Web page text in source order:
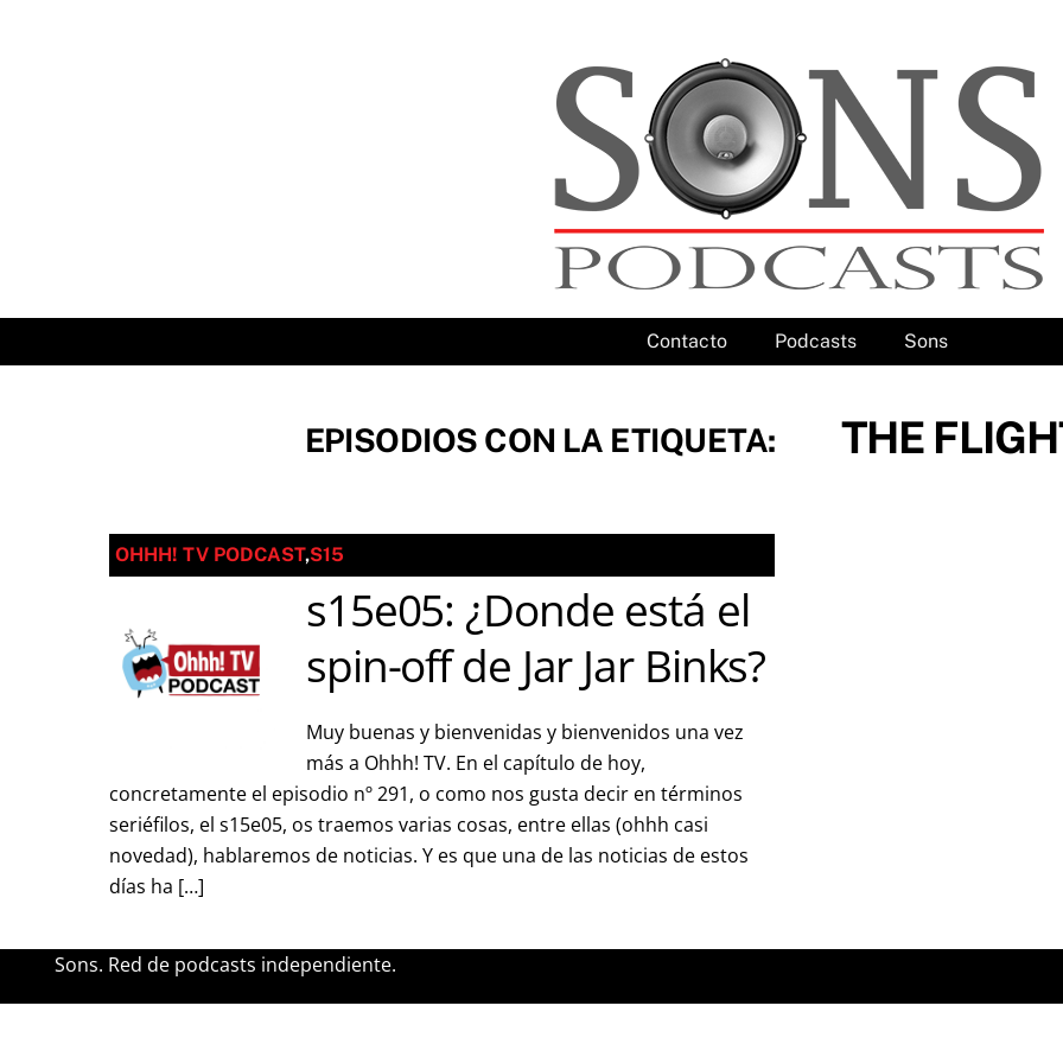
Contacto Podcasts Sons
EPISODIOS CON LA ETIQUETA: THE
OHHH! TV PODCAST,S15
s15e05: ¿Donde está el
spin-off de Jar Jar Binks?
Muy buenas y bienvenidas y bienvenidos una vez
más a Ohhh! TV. En el capítulo de hoy,
concretamente el episodio nº 291, o como nos gusta decir en términos
seriéfilos, el s15e05, os traemos varias cosas, entre ellas (ohhh casi
novedad), hablaremos de noticias. Y es que una de las noticias de estos
días ha […]
Sons. Red de podcasts independiente.